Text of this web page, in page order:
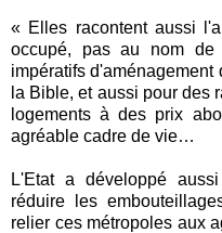
« Elles racontent aussi
occupé, pas au nom
impératifs d'aménagement
la Bible, et aussi pour des
logements à des prix
agréable cadre de vie…
L'Etat a développé
réduire les
relier ces métropoles aux